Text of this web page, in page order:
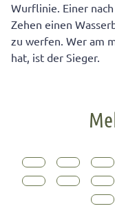
Wurflinie. Einer
Zehen einen
zu werfen. Wer am
hat, ist der Sieger.